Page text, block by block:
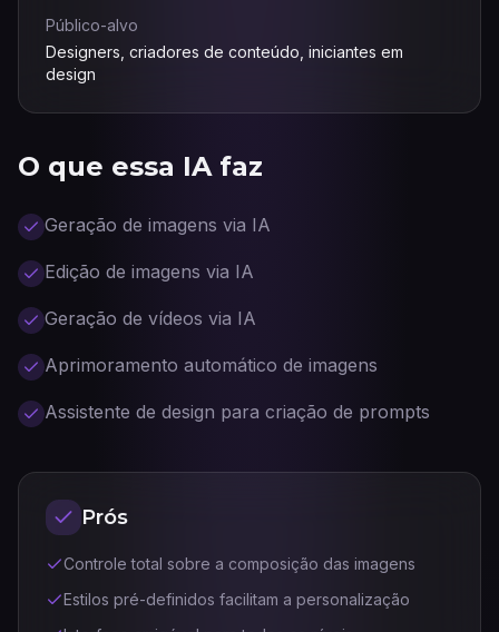
O que essa IA faz
Geração de imagens via IA
Edição de imagens via IA
Geração de vídeos via IA
Aprimoramento automático de imagens
Assistente de design para criação de prompts
Prós
Controle total sobre a composição das imagens
Estilos pré-definidos facilitam a personalização
Público-alvo
Designers, criadores de conteúdo, iniciantes em
design